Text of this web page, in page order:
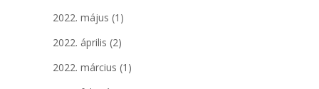
2022. május (1)
2022. április (2)
2022. március (1)